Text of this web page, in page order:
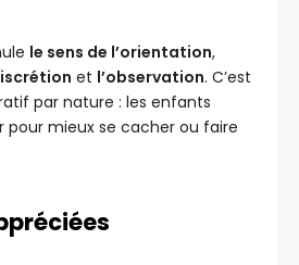
le sens de l’orientation,
et l’observation. C’est
par nature : les enfants
pour mieux se cacher ou faire